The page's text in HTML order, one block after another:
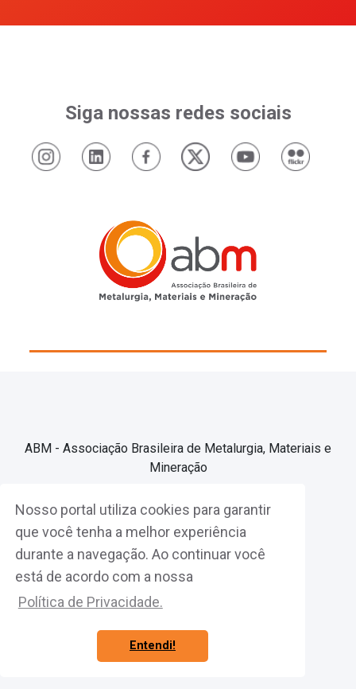
Nosso portal utiliza cookies para garantir
que você tenha a melhor experiência
durante a navegação. Ao continuar você
está de acordo com a nossa
Política de Privacidade.
Entendi!
Siga nossas redes sociais
ABM - Associação Brasileira de Metalurgia, Materiais e
Mineração
Associe-se
Fazer Login